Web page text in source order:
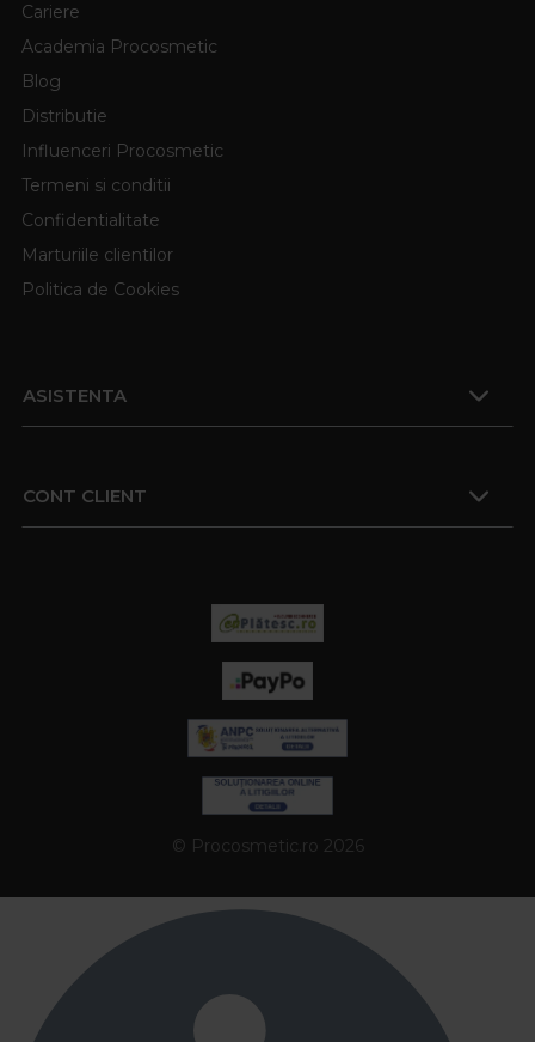
Cariere
Academia Procosmetic
Blog
Distributie
Influenceri Procosmetic
Termeni si conditii
Confidentialitate
Marturiile clientilor
Politica de Cookies
ASISTENTA
CONT CLIENT
© Procosmetic.ro 2026